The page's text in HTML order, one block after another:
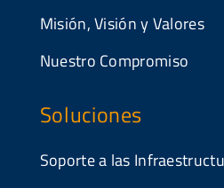
Misión, Visión y Valores
Nuestro Compromiso
Soluciones
Soporte a las